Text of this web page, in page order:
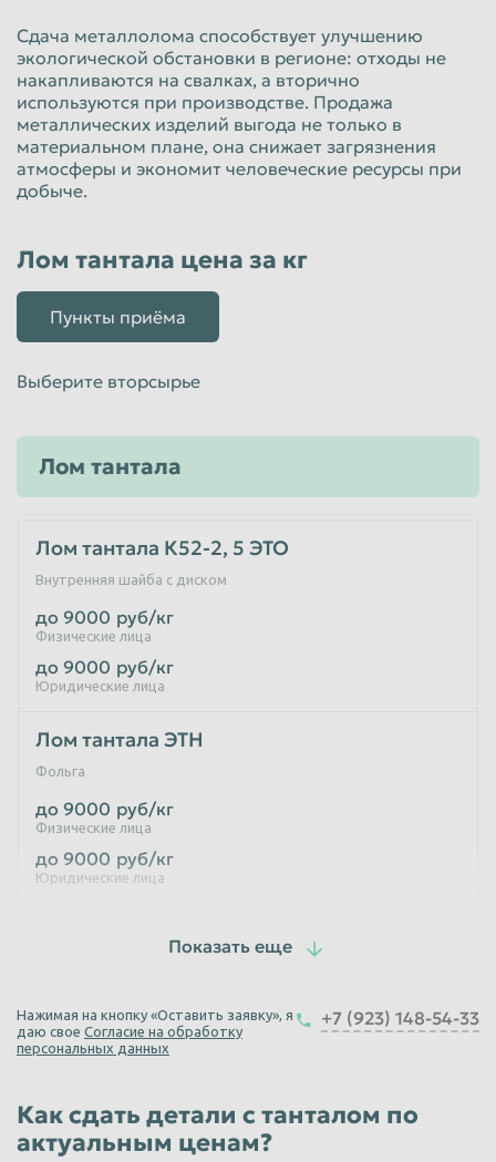
Электросталь Энгельс
Южно-Сахалинск Якутск
Ярославль
Сдача металлолома способствует улучшению
экологической обстановки в регионе: отходы не
накапливаются на свалках, а вторично
используются при производстве. Продажа
металлических изделий выгода не только в
материальном плане, она снижает загрязнения
атмосферы и экономит человеческие ресурсы при
добыче.
Лом тантала цена за кг
Пункты приёма
Выберите вторсырье
Лом тантала
Лом тантала К52-2, 5 ЭТО
Внутренняя шайба с диском
Физические лица
до 9000 руб/кг
Юридические лица
до 9000 руб/кг
Лом тантала ЭТН
Фольга
Физические лица
до 9000 руб/кг
Юридические лица
до 9000 руб/кг
Физические лица
до 9000 руб/кг
Лом тантала К52-9
Внутренний циллиндр
Нажимая на кнопку «Оставить заявку», я
даю свое Согласие на обработку
персональных данных
+7 (923) 148-54-33
Как сдать детали с танталом по
актуальным ценам?